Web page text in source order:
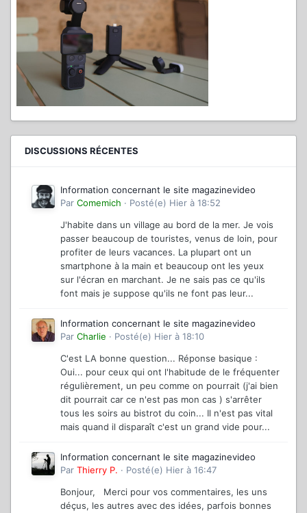
DISCUSSIONS RÉCENTES
Information concernant le site magazinevideo
Par Comemich · Posté(e) Hier à 18:52
J'habite dans un village au bord de la mer. Je vois
passer beaucoup de touristes, venus de loin, pour
profiter de leurs vacances. La plupart ont un
smartphone à la main et beaucoup ont les yeux
sur l'écran en marchant. Je ne sais pas ce qu'ils
font mais je suppose qu'ils ne font pas leur...
Information concernant le site magazinevideo
Par Charlie · Posté(e) Hier à 18:10
C'est LA bonne question... Réponse basique :
Oui... pour ceux qui ont l'habitude de le fréquenter
régulièrement, un peu comme on pourrait (j'ai bien
dit pourrait car ce n'est pas mon cas ) s'arrêter
tous les soirs au bistrot du coin... Il n'est pas vital
mais quand il disparaît c'est un grand vide pour...
Information concernant le site magazinevideo
Par Thierry P. · Posté(e) Hier à 16:47
Bonjour, Merci pour vos commentaires, les uns
déçus, les autres avec des idées, parfois bonnes